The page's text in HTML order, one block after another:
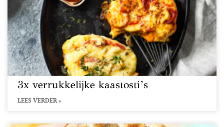
3x verrukkelijke kaastosti’s
LEES VERDER »